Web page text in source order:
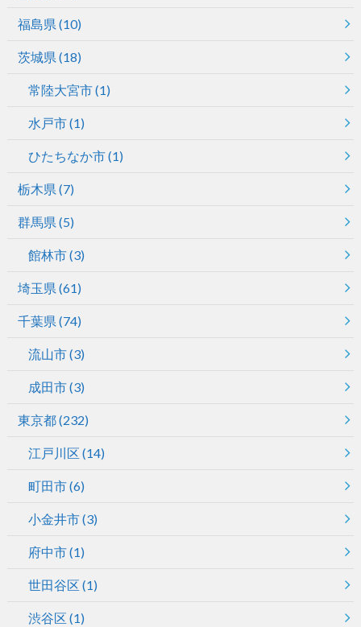
福島県 (10)
茨城県 (18)
常陸大宮市(1)
水戸市(1)
ひたちなか市(1)
栃木県 (7)
群馬県 (5)
館林市(3)
埼玉県 (61)
千葉県 (74)
流山市(3)
成田市(3)
東京都(232)
江戸川区 (14)
町田市(6)
小金井市(3)
府中市(1)
世田谷区 (1)
渋谷区 (1)